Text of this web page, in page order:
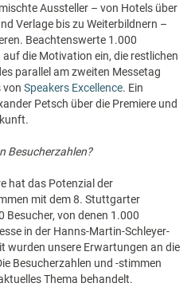
Aussteller – von Hotels über
Verlage bis zu Weiterbildnern –
Beachtenswerte 1.000
die Motivation ein, die restlichen
parallel am zweiten Messetag
von Speakers Excellence. Ein
Petsch über die Premiere und
Besucherzahlen?
hat das Potenzial der
mit dem 8. Stuttgarter
von denen 1.000
in der Hanns-Martin-Schleyer-
wurden unsere Erwartungen an die
Besucherzahlen und -stimmen
Thema behandelt.